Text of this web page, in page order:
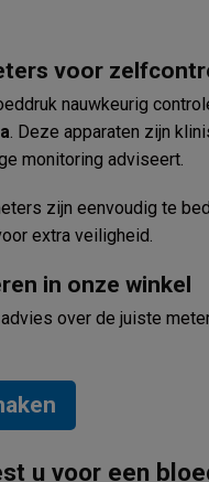
voor
nauwkeurig
. Deze apparaten zijn
monitoring adviseert.
zijn eenvoudig te
extra veiligheid.
in onze winkel
over de juiste
u voor een